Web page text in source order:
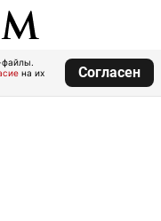
файлы.
на их
Согласен